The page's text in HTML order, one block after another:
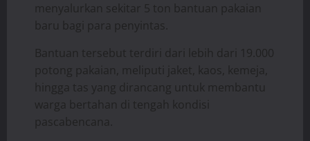
menyalurkan sekitar 5 ton bantuan pakaian
baru bagi para penyintas.
Bantuan tersebut terdiri dari lebih dari 19.000
potong pakaian, meliputi jaket, kaos, kemeja,
hingga tas yang dirancang untuk membantu
warga bertahan di tengah kondisi
pascabencana.